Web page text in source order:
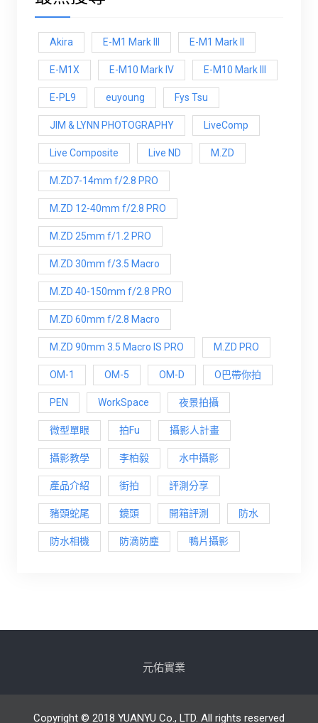
Akira E-M1 Mark III E-M1 Mark ll
E-M1X E-M10 Mark IV E-M10 Mark lll
E-PL9 euyoung Fys Tsu
JIM & LYNN PHOTOGRAPHY LiveComp
Live Composite Live ND M.ZD
M.ZD7-14mm f/2.8 PRO
M.ZD 12-40mm f/2.8 PRO
M.ZD 25mm f/1.2 PRO
M.ZD 30mm f/3.5 Macro
M.ZD 40-150mm f/2.8 PRO
M.ZD 60mm f/2.8 Macro
M.ZD 90mm 3.5 Macro IS PRO M.ZD PRO
OM-1 OM-5 OM-D O巴帶你拍
PEN WorkSpace 夜景拍攝
微型單眼 拍Fu 攝影人計畫
攝影教學 李柏毅 水中攝影
產品介紹 街拍 評測分享
豬頭蛇尾 鏡頭 開箱評測 防水
防水相機 防滴防塵 鴨片攝影
元佑實業
Copyright © 2018 YUANYU Co., LTD. All rights reserved